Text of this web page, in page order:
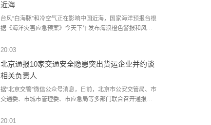
未改日元贬值趋势； 14、欧洲旱情持续 运输业工业受冲击。
（央视新闻）
谈被迫提前结束。 报道引用美国国务院发言人的话称，此轮
会谈已结束，在技术和专家层面“富有成效”，双方在推进和扩
大“试点区域”撤军行动进程所须采取措施上“更加接近达成一
部发动空袭，称此举是回应两名以军士兵遇袭身亡事件，并
将袭击归咎于黎巴嫩真主党。以方表示，只有在得到伊朗支
社)
近海
台风“白海豚”和冷空气正在影响中国近海，国家海洋预报台根
据《海洋灾害应急预案》今天下午发布海浪橙色警报和风暴
关单位提前采取防浪避浪措施。同时，冷空气正在影响渤海
发布了风暴潮黄色警报。请沿海政府及相关部门按照职责做
好防御风暴潮的应急准备工作；组织各类船只回港避风，做
好养殖水产设施和养殖渔排的维护、加固等防御措施；加强
沿海海堤、水闸等设施的巡查，薄弱地区和危险地区的海堤
20:03
北京通报10家交通安全隐患突出货运企业并约谈
相关负责人
据“北京交警”微信公众号消息，日前，北京市公安交管局、市
交通委、市城市管理委、市应急局等多部门联合召开通报约
企业负责人进行约谈。会上通报了北京鸿昇兴业商贸有限公
20:01